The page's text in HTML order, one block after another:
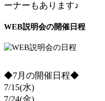
ーナーもあります♪
WEB説明会の開催日程
◆7月の開催日程◆
7/15(水)
7/24(金)